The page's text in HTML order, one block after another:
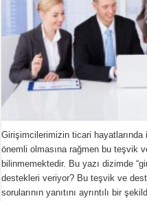
Girişimcilerimizin ticari
önemli olmasına rağmen bu teşvik
bilinmemektedir. Bu yazı dizimde
destekleri veriyor? Bu teşvik ve
sorularının yanıtını ayrıntılı bir